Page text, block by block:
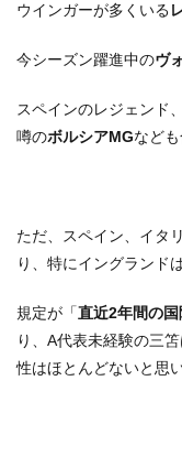
ウインガーが多くいる
今シーズン躍進中のヴ
スペインのレジェンド、
噂のボルシアMGなど
ただ、スペイン、イタ
り、特にイングランド
規定が「直近2年間の
り、A代表未経験の三
性はほとんどないと思い